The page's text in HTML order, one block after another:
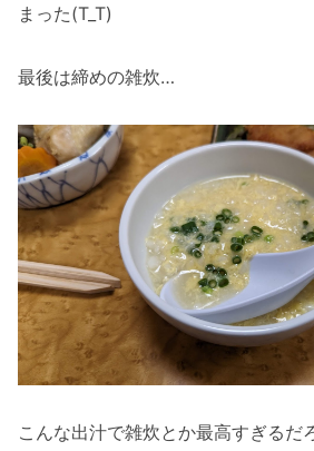
まった(T_T)
最後は締めの雑炊…
こんな出汁で雑炊とか最高すぎるだ